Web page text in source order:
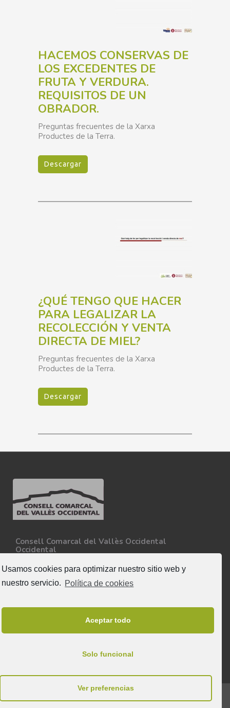
Usamos cookies para optimizar nuestro sitio web y
nuestro servicio. Política de cookies
Aceptar todo
Solo funcional
Ver preferencias
HACEMOS CONSERVAS DE
LOS EXCEDENTES DE
FRUTA Y VERDURA.
REQUISITOS DE UN
OBRADOR.
Preguntas frecuentes de la Xarxa
Productes de la Terra.
Descargar
¿QUÉ TENGO QUE HACER
PARA LEGALIZAR LA
RECOLECCIÓN Y VENTA
DIRECTA DE MIEL?
Preguntas frecuentes de la Xarxa
Productes de la Terra.
Descargar
Consell Comarcal del Vallès Occidental
Occidental
08227 - Terrassa
Tel. 93 727 35 34
© 2025 & Todos los derechos reservados a Consell Comarcal del Vallès